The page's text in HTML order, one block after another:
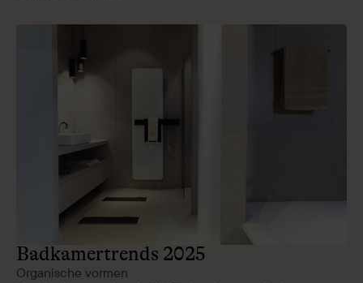
Badkamertrends 2025
Organische vormen